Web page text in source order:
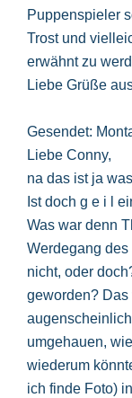
Puppenspieler
Trost und
erwähnt zu
Liebe Grüße
Gesendet:
Liebe Conny,
na das ist ja
Ist doch g e i l
Was war denn
Werdegang
nicht, oder
geworden? Das
umgehauen,
wiederum
ich finde Foto)